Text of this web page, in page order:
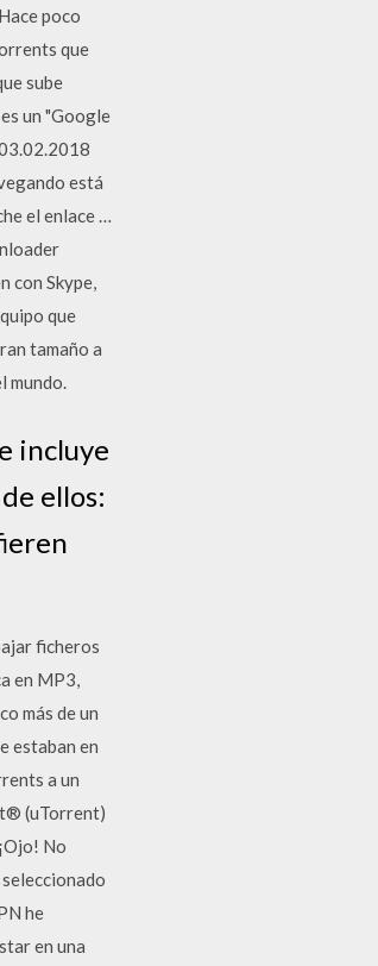
poco
que
sube
un "Google
está
el enlace …
con Skype,
que
tamaño a
mundo.
incluye
ellos:
ficheros
en MP3,
más de un
estaban en
a un
(uTorrent)
No
he
en una